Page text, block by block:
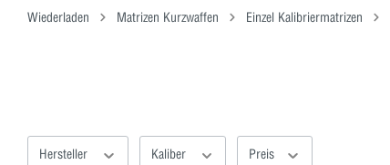
Wiederladen Matrizen Kurzwaffen Einzel Kalibriermatrizen
Hersteller Kaliber Preis